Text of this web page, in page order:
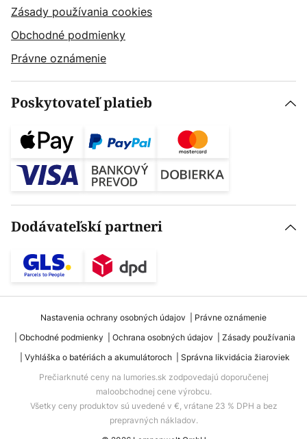
Zásady používania cookies
Obchodné podmienky
Právne oznámenie
Poskytovateľ platieb
Dodávateľskí partneri
Nastavenia ochrany osobných údajov
Právne oznámenie
Obchodné podmienky
Ochrana osobných údajov
Zásady používania
Vyhláška o batériách a akumulátoroch
Správna likvidácia žiaroviek
Prečiarknuté ceny na lumories.sk zodpovedajú doporučenej
maloobchodnej cene výrobcu.
Všetky ceny produktov sú uvedené v €, vrátane 23 % DPH a bez
prepravných nákladov.